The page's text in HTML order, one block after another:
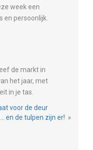
week een
en persoonlijk.
de markt in
het jaar, met
in je tas.
voor de deur
en de tulpen zijn er! »